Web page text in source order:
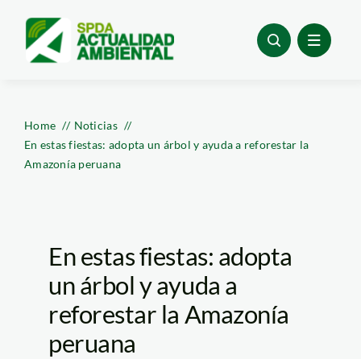
content
Home
Noticias
En estas fiestas: adopta un árbol y ayuda a reforestar la
Amazonía peruana
En estas fiestas: adopta
un árbol y ayuda a
reforestar la Amazonía
peruana